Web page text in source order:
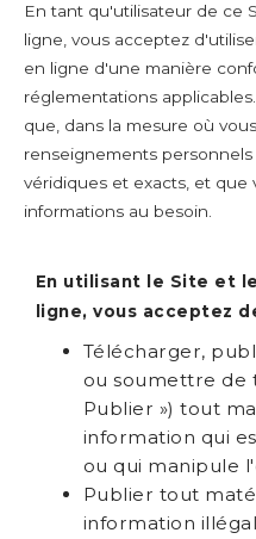
En tant qu'utilisateur de ce
ligne, vous acceptez
en ligne d'une manière
réglementations
que, dans la mesure où
renseignements
véridiques et exacts, et
informations au besoin.
En utilisant le Site et
ligne, vous acceptez
Télécharger,
ou soumettre de
Publier ») tout
information qui
ou qui manipule
Publier tout
information